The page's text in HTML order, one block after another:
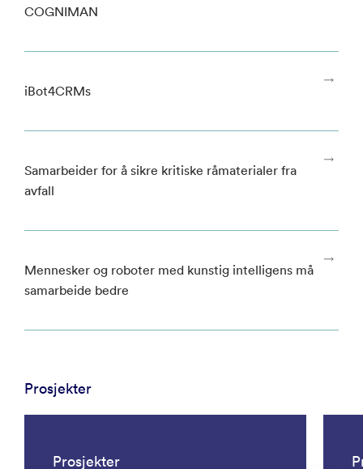
COGNIMAN
iBot4CRMs
Samarbeider for å sikre kritiske råmaterialer fra
avfall
Mennesker og roboter med kunstig intelligens må
samarbeide bedre
Prosjekter
Prosjekter